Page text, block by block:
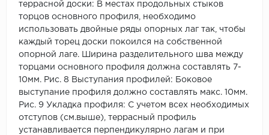
террасной доски: В местах продольных стыков
торцов основного профиля, необходимо
использовать двойные ряды опорных лаг так, чтобы
каждый торец доски покоился на собственной
опорной лаге. Ширина разделительного шва между
торцами основного профиля должна составлять 7-
10мм. Рис. 8 Выступания профилей: Боковое
выступание профиля должно составлять макс. 10мм.
Рис. 9 Укладка профиля: С учетом всех необходимых
отступов (см.выше), террасный профиль
устанавливается перпендикулярно лагам и при